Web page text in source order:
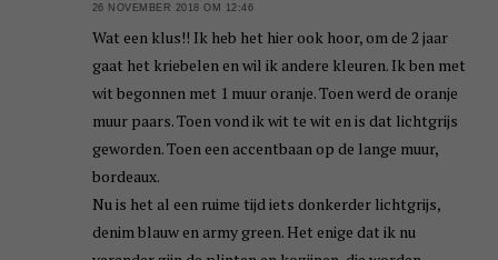
26 NOVEMBER 2018 OM 12:46
Wat een klus!! Ik heb het hier ook hoor, om de 2 jaar
gaat het kriebelen en wil ik andere kleuren. Ik ben met
wit begonnen met 1 muur oranje. Toen werd de oranje
muur paars. Toen vond ik wit te wit en is dat lichtgrijs
geworden. Toen een accentbaan op de lange muur,
bordeaux.
Nu is het al een ruime tijd iets donkerder lichtgrijs,
denim blauw en army green. Het enige dat ik nu